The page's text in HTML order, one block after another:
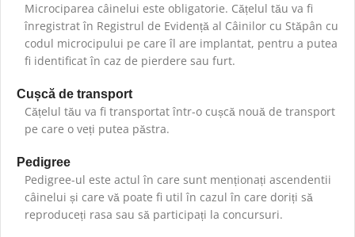
Microciparea câinelui este obligatorie. Cățelul tău va fi
înregistrat în Registrul de Evidență al Câinilor cu Stăpân cu
codul microcipului pe care îl are implantat, pentru a putea
fi identificat în caz de pierdere sau furt.
Cușcă de transport
Cățelul tău va fi transportat într-o cușcă nouă de transport
pe care o veți putea păstra.
Pedigree
Pedigree-ul este actul în care sunt menționați ascendentii
câinelui și care vă poate fi util în cazul în care doriți să
reproduceți rasa sau să participați la concursuri.